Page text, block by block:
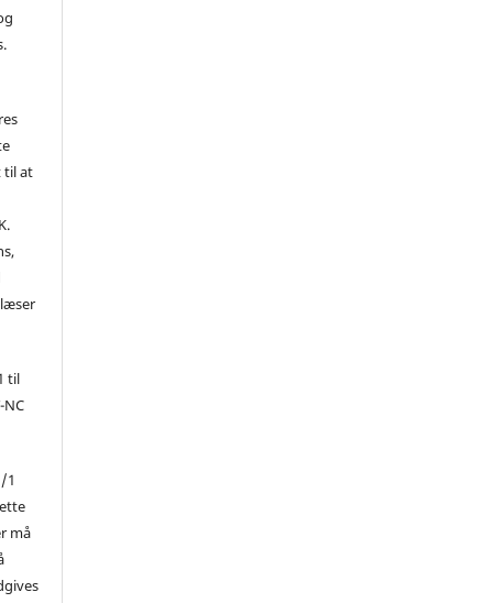
til at
til
NC
1
må